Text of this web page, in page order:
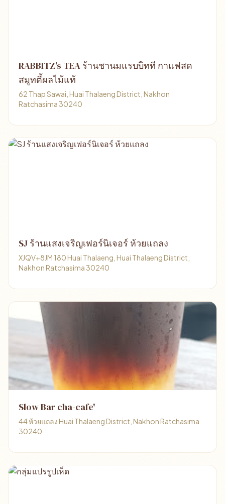
RABBITZ’s TEA ร้านชานมแรบบิทที กาแฟสด
สมูทตี้ผลไม้แท้
62 Thap Sawai, Huai Thalaeng District, Nakhon
Ratchasima 30240
SJ ร้านแสงเจริญเฟอร์นิเจอร์ ห้วยแถลง
XJQV+8JM 180 Huai Thalaeng, Huai Thalaeng District,
Nakhon Ratchasima 30240
Slow Bar cha-cafe'
44 ห้วยแถลง Huai Thalaeng District, Nakhon Ratchasima
30240